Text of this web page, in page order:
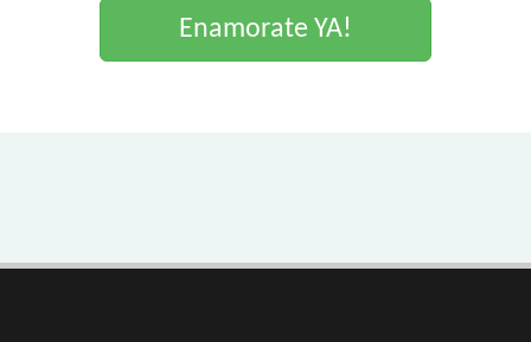
Enamorate YA!